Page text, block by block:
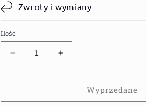
Zwroty i wymiany
Ilość
Zmniejsz
ilość
dla
WĘGLOWY
Zwiększ
ilość
dla
WĘGLOWY
Wyprzedane